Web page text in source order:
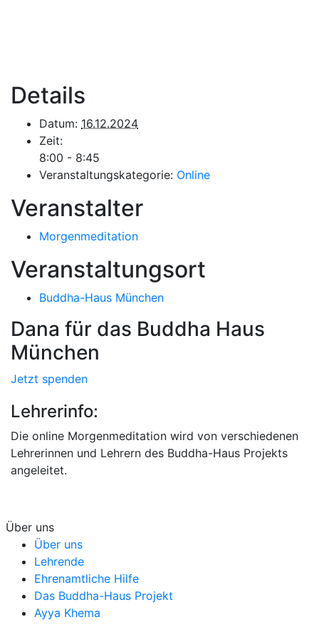
Details
Datum: 16.12.2024
Zeit:
8:00 - 8:45
Veranstaltungskategorie: Online
Veranstalter
Morgenmeditation
Veranstaltungsort
Buddha-Haus München
Dana für das Buddha Haus
München
Jetzt spenden
Lehrerinfo:
Die online Morgenmeditation wird von verschiedenen
Lehrerinnen und Lehrern des Buddha-Haus Projekts
angeleitet.
Über uns
Über uns
Lehrende
Ehrenamtliche Hilfe
Das Buddha-Haus Projekt
Ayya Khema